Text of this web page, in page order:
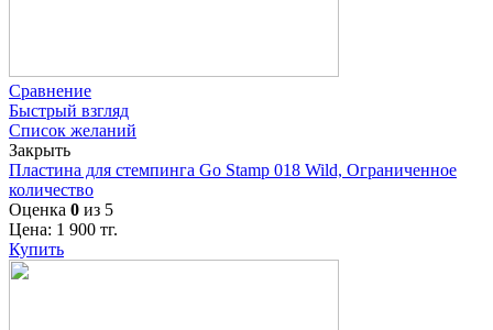
Сравнение
Быстрый взгляд
Список желаний
Закрыть
Пластина для стемпинга Go Stamp 018 Wild, Ограниченное
количество
Оценка 0 из 5
Цена: 1 900 тг.
Купить